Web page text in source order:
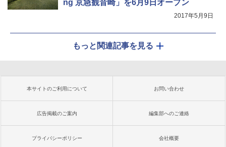
ng 京急観音崎」を6月9日オープン
2017年5月9日
もっと関連記事を見る
本サイトのご利用について お問い合わせ
広告掲載のご案内 編集部へのご連絡
プライバシーポリシー 会社概要